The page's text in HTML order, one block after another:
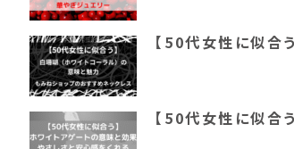
【50代女性に似合
【50代女性に似合